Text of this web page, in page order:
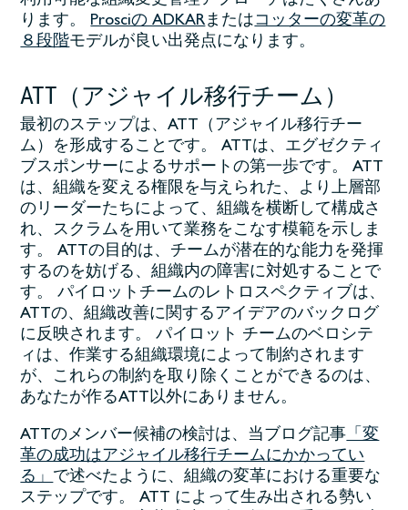
ります。Prosciの ADKARまたはコッターの変革の
８段階モデルが良い出発点になります。
ATT（アジャイル移行チーム）
最初のステップは、ATT（アジャイル移行チー
ム）を形成することです。 ATTは、エグゼクティ
ブスポンサーによるサポートの第一歩です。 ATT
は、組織を変える権限を与えられた、より上層部
のリーダーたちによって、組織を横断して構成さ
れ、スクラムを用いて業務をこなす模範を示しま
す。 ATTの目的は、チームが潜在的な能力を発揮
するのを妨げる、組織内の障害に対処することで
す。 パイロットチームのレトロスペクティブは、
ATTの、組織改善に関するアイデアのバックログ
に反映されます。 パイロット チームのベロシテ
ィは、作業する組織環境によって制約されます
が、これらの制約を取り除くことができるのは、
あなたが作るATT以外にありません。
ATTのメンバー候補の検討は、当ブログ記事「変
革の成功はアジャイル移行チームにかかってい
る」で述べたように、組織の変革における重要な
ステップです。 ATT によって生み出される勢い